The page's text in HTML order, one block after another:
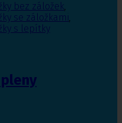
bez záložek,
se záložkami,
s lepítky